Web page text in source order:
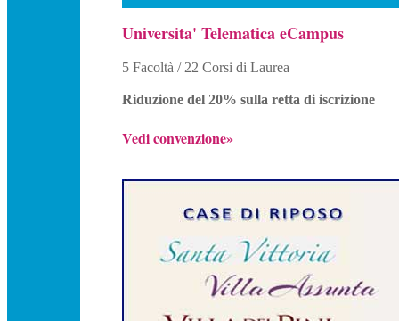
Universita' Telematica eCampus
5 Facoltà / 22 Corsi di Laurea
Riduzione del 20% sulla retta di iscrizione
Vedi convenzione»